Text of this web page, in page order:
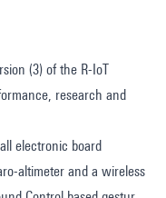
(3) of the R-IoT
research and
electronic board
altimeter and a wireless